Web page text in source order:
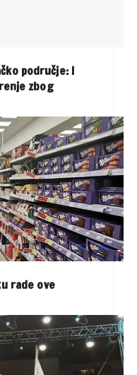
područje: I
zbog
rade ove